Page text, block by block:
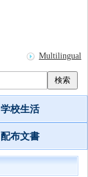
Multilingual
検索
学校生活
配布文書